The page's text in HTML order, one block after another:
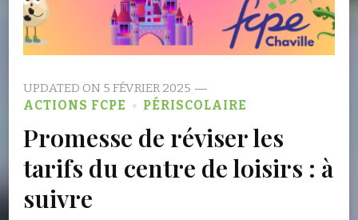
UPDATED ON 5 FÉVRIER 2025
ACTIONS FCPE
PÉRISCOLAIRE
Promesse de réviser les
tarifs du centre de loisirs : à
suivre